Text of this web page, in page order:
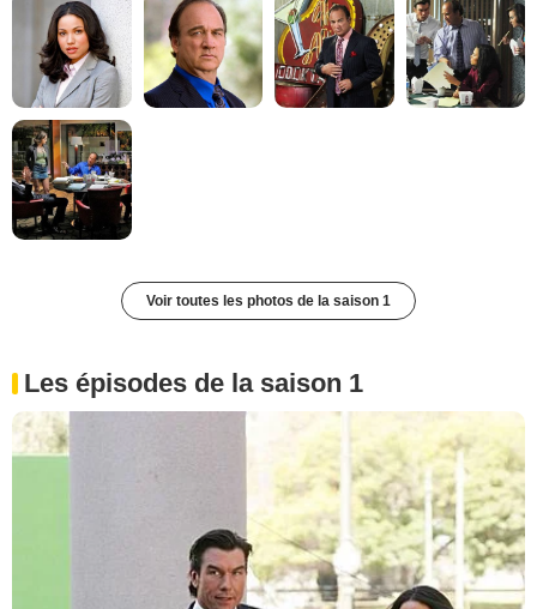
Voir toutes les photos de la saison 1
Les épisodes de la saison 1